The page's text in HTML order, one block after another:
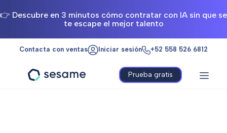
👉 Descubre en 3 minutos cómo contratar con IA sin que se
te escape el mejor talento
Contacta con ventas Iniciar sesión +52 558 526 6812
Prueba gratis